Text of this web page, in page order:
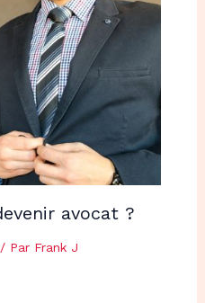
avocat ?
/ Par Frank J